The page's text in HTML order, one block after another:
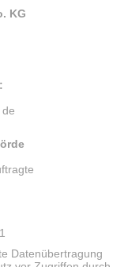
KG
Datenübertragung